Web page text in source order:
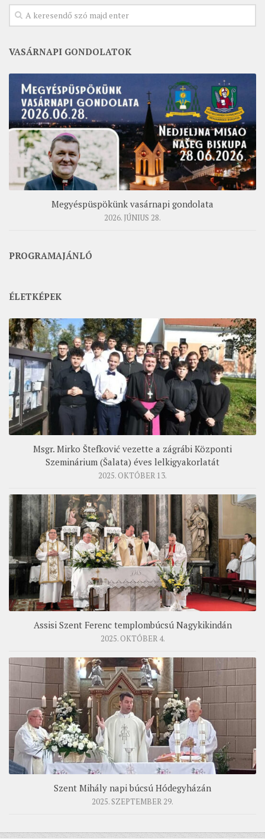
VASÁRNAPI GONDOLATOK
Megyéspüspökünk vasárnapi gondolata
2026. JÚNIUS 28.
PROGRAMAJÁNLÓ
ÉLETKÉPEK
Msgr. Mirko Štefković vezette a zágrábi Központi
Szeminárium (Šalata) éves lelkigyakorlatát
2025. OKTÓBER 13.
Assisi Szent Ferenc templombúcsú Nagykikindán
2025. OKTÓBER 4.
Szent Mihály napi búcsú Hódegyházán
2025. SZEPTEMBER 29.